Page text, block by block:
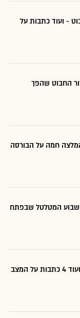
- ועוד כתבות על
החבוט שהפך
חמה על הבורסה
השבוע המטלטל שבפתח
המדריך שכל משקיע צריך להכיר - ועוד 4 כתבות על המצב